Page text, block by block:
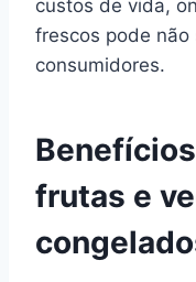
custos de vida,
frescos pode não
consumidores.
frutas e